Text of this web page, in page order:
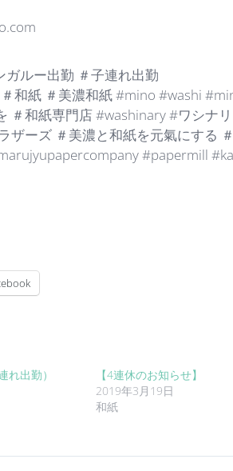
ルー出勤 ＃子連れ出勤
和紙 ＃美濃和紙 #mino #washi
＃和紙専門店 #washinary #ワシナ
ザーズ ＃美濃と和紙を元氣にする
#papermill
れ出勤）
【4連休のお知らせ】
2019年3月19日
和紙